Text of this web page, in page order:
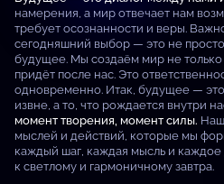
намерения, а мир отвечает нам
требует осознанности и веры.
сегодняшний выбор — это не
будущее. Мы создаём мир не только
придёт после нас. Это
одновременно. Итак, будущее —
извне, а то, что рождается внутри
момент творения, момент силы.
мыслей и действий, которые мы
каждый шаг, каждая мысль и каждое
к светлому и гармоничному завтра.